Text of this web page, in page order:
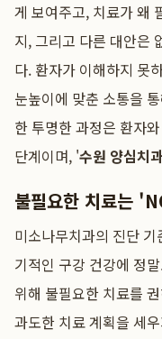
게 보여주고, 치료가 왜
지, 그리고 다른 대안은
다. 환자가 이해하지 못
눈높이에 맞춘 소통을
한 투명한 과정은 환자
단계이며, '수원 양심치과
불필요한 치료는
미소나무치과의 진단
기적인 구강 건강에 정
위해 불필요한 치료를
과도한 치료 계획을 세